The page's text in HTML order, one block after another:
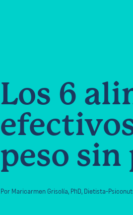
Los 6
peso sin
Por Maricarmen Grisolía, PhD, Dietista-